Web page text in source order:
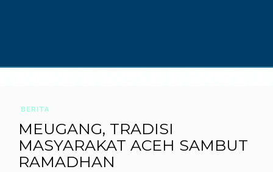
BERITA
MEUGANG, TRADISI
MASYARAKAT ACEH SAMBUT
RAMADHAN